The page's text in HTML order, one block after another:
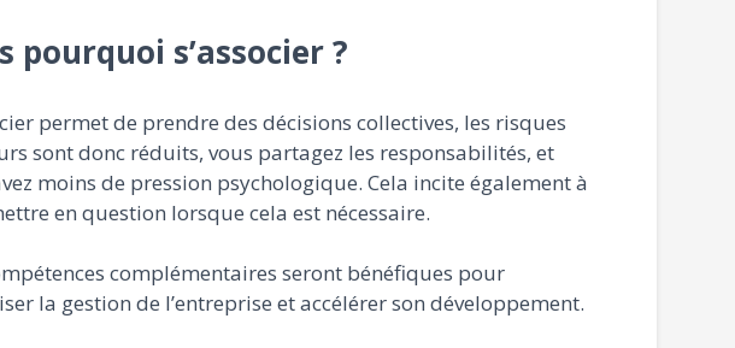
pourquoi s’associer ?
permet de prendre des décisions collectives, les risques
sont donc réduits, vous partagez les responsabilités, et
moins de pression psychologique. Cela incite également à
en question lorsque cela est nécessaire.
complémentaires seront bénéfiques pour
la gestion de l’entreprise et accélérer son développement.